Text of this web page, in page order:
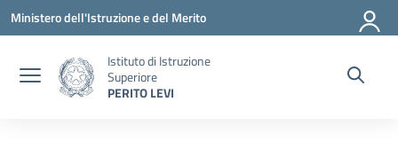
Vai ai contenuti
Vai al menu di navigazione
Vai al footer
Ministero dell'Istruzione e del Merito
Istituto di Istruzione
Superiore
PERITO LEVI